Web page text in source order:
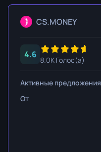
CS.MONEY
4.6
8.0K Голос(а)
Активные предложения
От